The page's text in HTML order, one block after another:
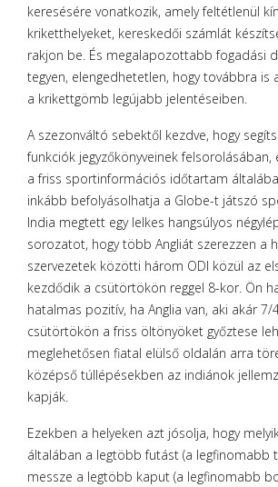
keresésére vonatkozik, amely feltétlenül
kriketthelyeket, kereskedői számlát
rakjon be. És megalapozottabb fogadási
tegyen, elengedhetetlen, hogy továbbra is
a krikettgömb legújabb jelentéseiben.
A szezonváltó sebektől kezdve, hogy
funkciók jegyzőkönyveinek felsorolásában,
a friss sportinformációs időtartam
inkább befolyásolhatja a Globe-t játszó
India megtett egy lelkes hangsúlyos
sorozatot, hogy több Angliát szerezzen a
szervezetek közötti három ODI közül az
kezdődik a csütörtökön reggel 8-kor. Ön
hatalmas pozitív, ha Anglia van, aki akár 7/
csütörtökön a friss öltönyöket győztese
meglehetősen fiatal elülső oldalán arra
középső túllépésekben az indiánok
kapják.
Ezekben a helyeken azt jósolja, hogy
általában a legtöbb futást (a legfinomabb
messze a legtöbb kaput (a legfinomabb